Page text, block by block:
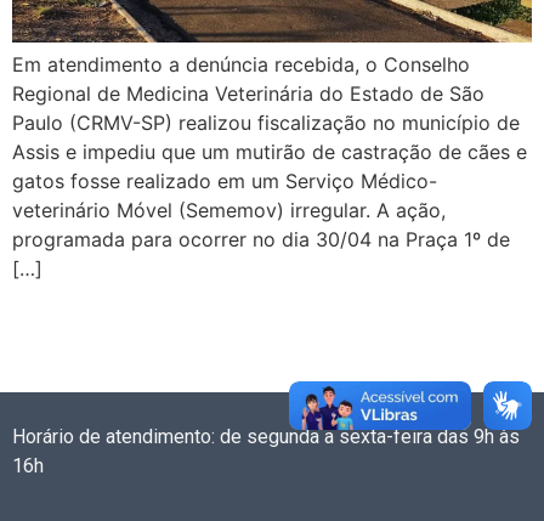
Em atendimento a denúncia recebida, o Conselho
Regional de Medicina Veterinária do Estado de São
Paulo (CRMV-SP) realizou fiscalização no município de
Assis e impediu que um mutirão de castração de cães e
gatos fosse realizado em um Serviço Médico-
veterinário Móvel (Sememov) irregular. A ação,
programada para ocorrer no dia 30/04 na Praça 1º de
[…]
Horário de atendimento: de segunda a sexta-feira das 9h às
16h